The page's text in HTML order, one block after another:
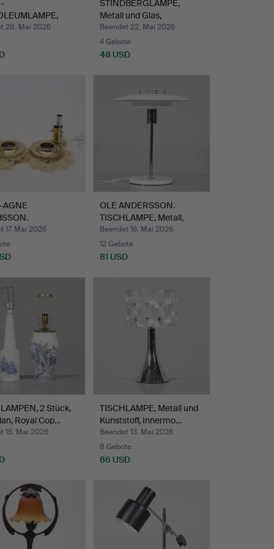
Glas, Kos…
28. Mai 2026
STINDBERGLAMPE,
Metall und Glas,
Karlskron…
Beendet 22. Mai 2026
4 Gebote
48 USD
AGNE
1 Paar, …
17. Mai 2026
OLE ANDERSSON.
TISCHLAMPE, Metall,
"Aurora…
Beendet 16. Mai 2026
12 Gebote
81 USD
2 Stück,
Royal Cop…
15. Mai 2026
TISCHLAMPE, Metall und
Kunststoff, Innermo…
Beendet 13. Mai 2026
8 Gebote
86 USD